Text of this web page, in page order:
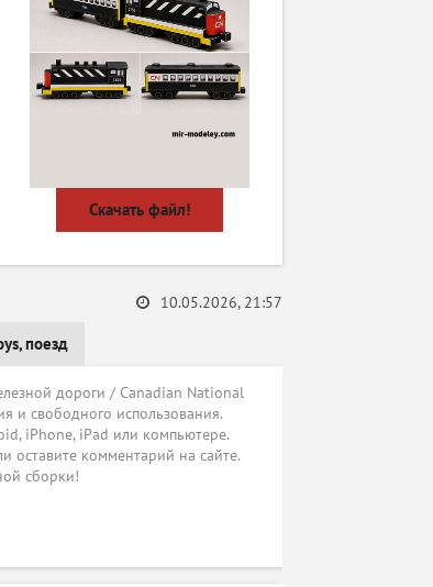
Скачать файл!
,поезд
10.05.2026, 21:57
дороги / Canadian National
и свободного использования.
iPhone, iPad или компьютере.
оставите комментарий на сайте.
сборки!